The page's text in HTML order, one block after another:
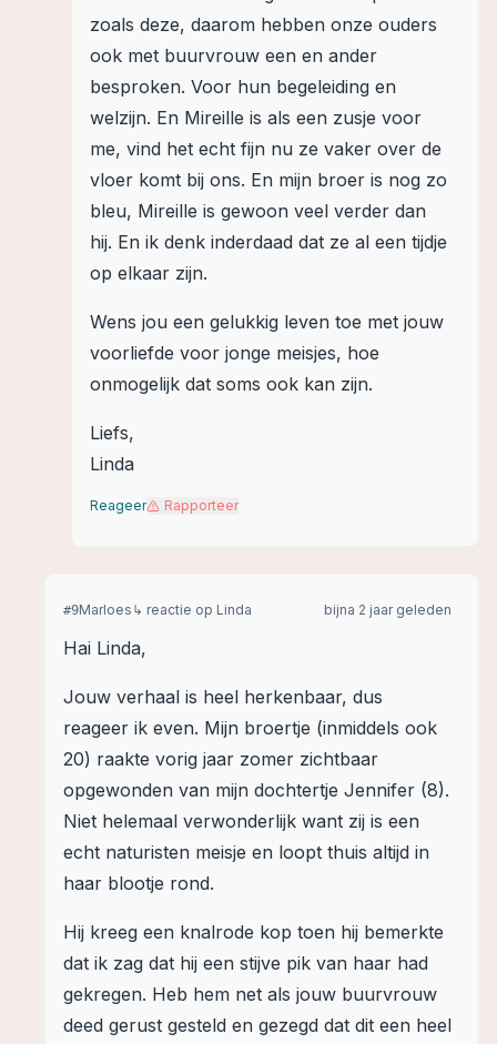
zoals deze, daarom hebben onze ouders
ook met buurvrouw een en ander
besproken. Voor hun begeleiding en
welzijn. En Mireille is als een zusje voor
me, vind het echt fijn nu ze vaker over de
vloer komt bij ons. En mijn broer is nog zo
bleu, Mireille is gewoon veel verder dan
hij. En ik denk inderdaad dat ze al een tijdje
op elkaar zijn.
Wens jou een gelukkig leven toe met jouw
voorliefde voor jonge meisjes, hoe
onmogelijk dat soms ook kan zijn.
Liefs,
Linda
Reageer Rapporteer
#9Marloes ↳ reactie op Linda bijna 2 jaar geleden
Hai Linda,
Jouw verhaal is heel herkenbaar, dus
reageer ik even. Mijn broertje (inmiddels ook
20) raakte vorig jaar zomer zichtbaar
opgewonden van mijn dochtertje Jennifer (8).
Niet helemaal verwonderlijk want zij is een
echt naturisten meisje en loopt thuis altijd in
haar blootje rond.
Hij kreeg een knalrode kop toen hij bemerkte
dat ik zag dat hij een stijve pik van haar had
gekregen. Heb hem net als jouw buurvrouw
deed gerust gesteld en gezegd dat dit een heel